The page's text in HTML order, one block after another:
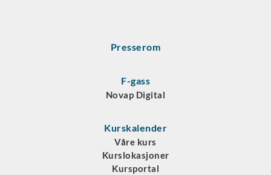
Presserom
F-gass
Novap Digital
Kurskalender
Våre kurs
Kurslokasjoner
Kursportal